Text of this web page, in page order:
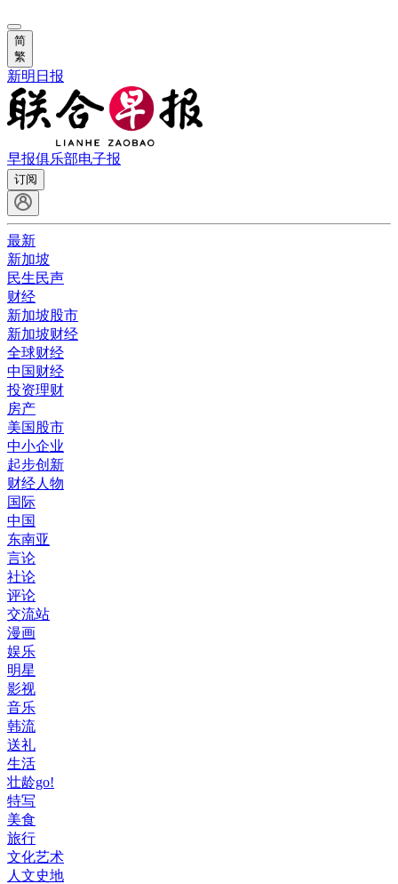
简
繁
新明日报
早报俱乐部电子报
订阅
最新
新加坡
民生民声
财经
新加坡股市
新加坡财经
全球财经
中国财经
投资理财
房产
美国股市
中小企业
起步创新
财经人物
国际
中国
东南亚
言论
社论
评论
交流站
漫画
娱乐
明星
影视
音乐
韩流
送礼
生活
壮龄go!
特写
美食
旅行
文化艺术
人文史地